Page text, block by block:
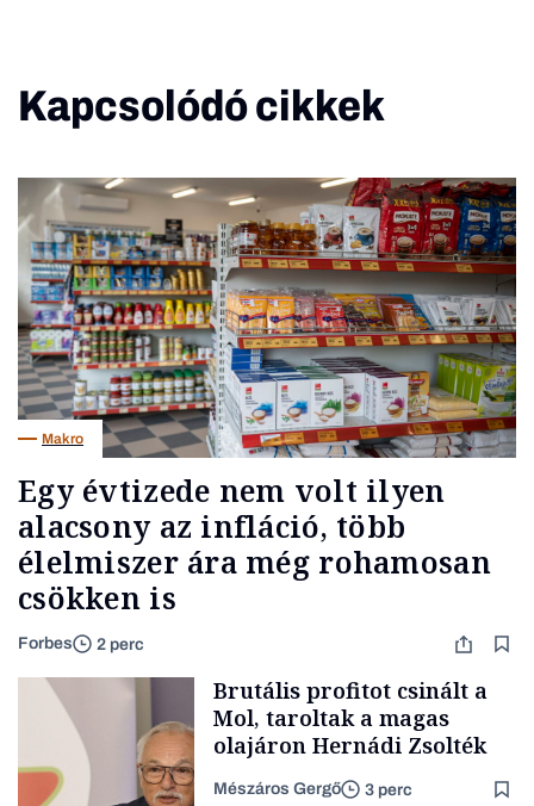
Kapcsolódó cikkek
Makro
Egy évtizede nem volt ilyen
alacsony az infláció, több
élelmiszer ára még rohamosan
csökken is
Forbes 2 perc
Brutális profitot csinált a
Mol, taroltak a magas
olajáron Hernádi Zsolték
Mészáros Gergő 3 perc